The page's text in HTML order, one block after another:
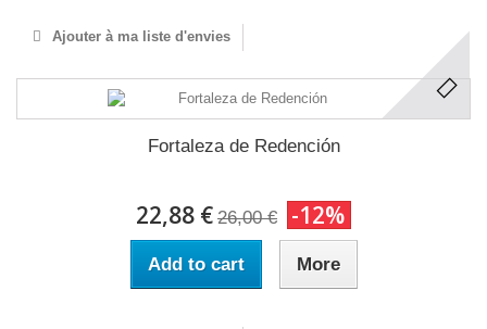
Ajouter à ma liste d'envies
Fortaleza de Redención
22,88 € 26,00 € -12%
Add to cart More